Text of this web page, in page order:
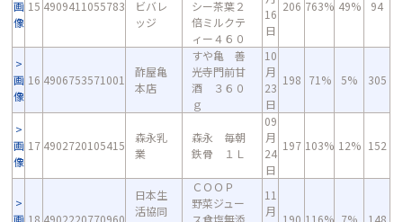
画
像
15 4909411055783
ビバレ
ッジ
シー茶葉２
倍ミルクテ
ィー４６０
16
日
206 763% 49% 94
画
像
16 4906753571001
酢屋亀
本店
すや亀 善
光寺門前甘
酒 ３６０
ｇ
10
月
23
日
198 71% 5% 305
画
像
17 4902720105415
森永乳
業
森永 毎朝
鉄骨 １Ｌ
09
月
24
日
197 103% 12% 152
画 18 4902220770960
日本生
活協同
ＣＯＯＰ
野菜ジュー
ス食塩無添
11
月
190 116% 7% 148